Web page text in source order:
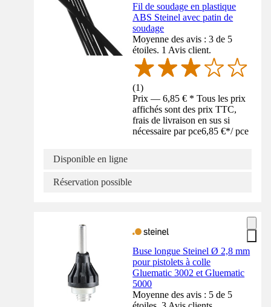
Fil de soudage en plastique
ABS Steinel avec patin de
soudage
Moyenne des avis : 3 de 5
étoiles. 1 Avis client.
(1)
Prix — 6,85 € * Tous les prix
affichés sont des prix TTC,
frais de livraison en sus si
nécessaire par pce6,85 €*/ pce
Disponible en ligne
Réservation possible
Buse longue Steinel Ø 2,8 mm
pour pistolets à colle
Gluematic 3002 et Gluematic
5000
Moyenne des avis : 5 de 5